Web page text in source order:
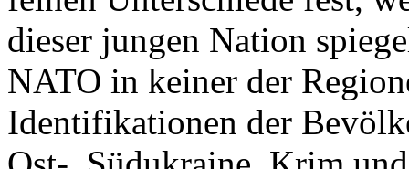
dieser jungen Nation
NATO in keiner der
Identifikationen der